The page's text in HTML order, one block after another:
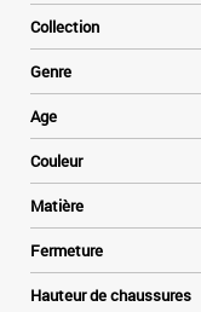
Collection
Genre
Age
Couleur
Matière
Fermeture
Hauteur de chaussures